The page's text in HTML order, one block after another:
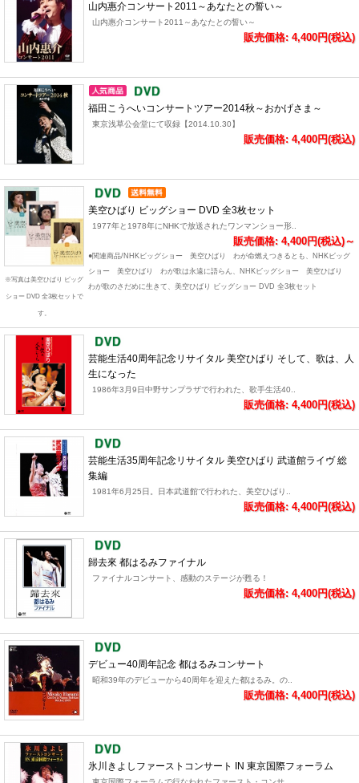
山内惠介コンサート2011～あなたとの誓い～
山内惠介コンサート2011～あなたとの誓い～
販売価格: 4,400円(税込)
福田こうへいコンサートツアー2014秋～おかげさま～
東京浅草公会堂にて収録【2014.10.30】
販売価格: 4,400円(税込)
※写真は美空ひばり ビッグ
ショー DVD 全3枚セットで
す。
美空ひばり ビッグショー DVD 全3枚セット
1977年と1978年にNHKで放送されたワンマンショー形..
販売価格: 4,400円(税込)～
●関連商品/NHKビッグショー 美空ひばり わが命燃えつきるとも、NHKビッグ
ショー 美空ひばり わが歌は永遠に語らん、NHKビッグショー 美空ひばり
わが歌のさだめに生きて、美空ひばり ビッグショー DVD 全3枚セット
芸能生活40周年記念リサイタル 美空ひばり そして、歌は、人
生になった
1986年3月9日中野サンプラザで行われた、歌手生活40..
販売価格: 4,400円(税込)
芸能生活35周年記念リサイタル 美空ひばり 武道館ライヴ 総
集編
1981年6月25日。日本武道館で行われた、美空ひばり..
販売価格: 4,400円(税込)
歸去來 都はるみファイナル
ファイナルコンサート、感動のステージが甦る！
販売価格: 4,400円(税込)
デビュー40周年記念 都はるみコンサート
昭和39年のデビューから40周年を迎えた都はるみ。の..
販売価格: 4,400円(税込)
氷川きよしファーストコンサート IN 東京国際フォーラム